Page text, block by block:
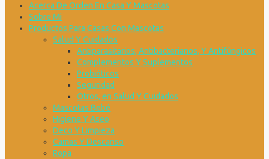
Acerca De Orden En Casa Y Mascotas
Sobre Mi
Productos Para Casas Con Mascotas
Salud Y Cuidados
Antiparasitarios, Antibacterianos, Y Antifúngicos
Complementos Y Suplementos
Probióticos
Seguridad
Otros, en Salud Y Cuidados
Mascotas Bebé
Higiene Y Aseo
Deco Y Limpieza
Camas Y Descanso
Ropa